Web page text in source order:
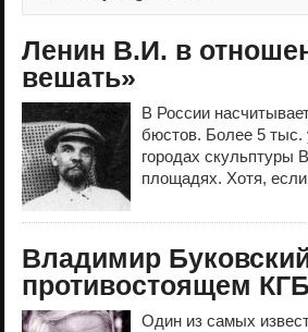
Ленин В.И. в
вешать»
В России
бюстов. Более 5
городах
площадях. Хотя,
Владимир
противостоящем КГБ
Один из самых